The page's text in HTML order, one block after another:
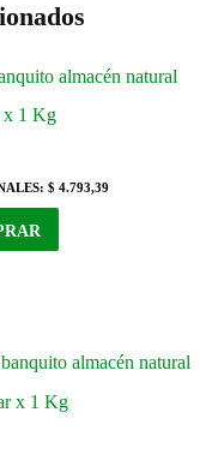
x 1 Kg
$ 4.793,39
x 1 Kg